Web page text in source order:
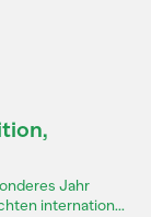
Jahr
internation...